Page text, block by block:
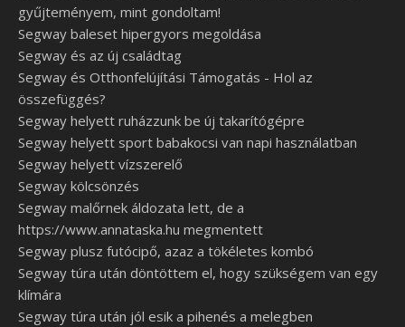
gyűjteményem, mint gondoltam!
Segway baleset hipergyors megoldása
Segway és az új családtag
Segway és Otthonfelújítási Támogatás - Hol az
összefüggés?
Segway helyett ruházzunk be új takarítógépre
Segway helyett sport babakocsi van napi használatban
Segway helyett vízszerelő
Segway kölcsönzés
Segway malőrnek áldozata lett, de a
https://www.annataska.hu megmentett
Segway plusz futócipő, azaz a tökéletes kombó
Segway túra után döntöttem el, hogy szükségem van egy
klímára
Segway túra után jól esik a pihenés a melegben